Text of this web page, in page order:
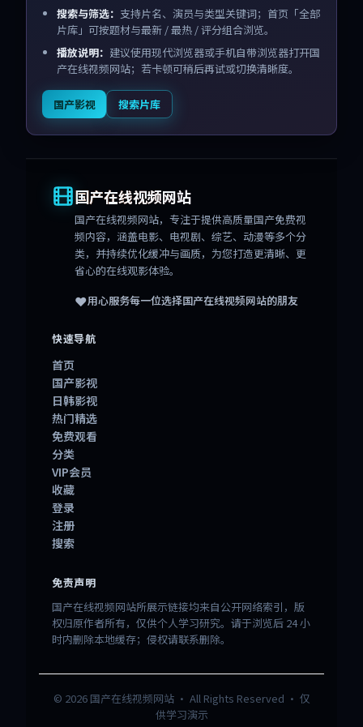
搜索与筛选： 支持片名、演员与类型关键词；首页「全部
片库」可按题材与最新 / 最热 / 评分组合浏览。
播放说明： 建议使用现代浏览器或手机自带浏览器打开国
产在线视频网站；若卡顿可稍后再试或切换清晰度。
国产影视 搜索片库
国产在线视频网站
国产在线视频网站，专注于提供高质量国产免费视
频内容，涵盖电影、电视剧、综艺、动漫等多个分
类，并持续优化缓冲与画质，为您打造更清晰、更
省心的在线观影体验。
❤️用心服务每一位选择国产在线视频网站的朋友
快速导航
首页
国产影视
日韩影视
热门精选
免费观看
分类
VIP会员
收藏
登录
注册
搜索
免责声明
国产在线视频网站所展示链接均来自公开网络索引，版
权归原作者所有，仅供个人学习研究。请于浏览后 24 小
时内删除本地缓存；侵权请联系删除。
© 2026 国产在线视频网站· All Rights Reserved · 仅
供学习演示